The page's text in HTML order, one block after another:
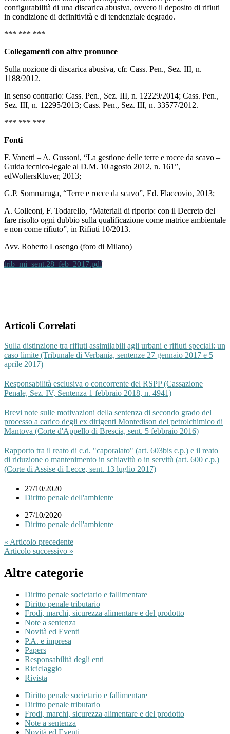
configurabilità di una discarica abusiva, ovvero il deposito di rifiuti
in condizione di definitività e di tendenziale degrado.
*** *** ***
Collegamenti con altre pronunce
Sulla nozione di discarica abusiva, cfr. Cass. Pen., Sez. III, n.
1188/2012.
In senso contrario: Cass. Pen., Sez. III, n. 12229/2014; Cass. Pen.,
Sez. III, n. 12295/2013; Cass. Pen., Sez. III, n. 33577/2012.
*** *** ***
Fonti
F. Vanetti – A. Gussoni, “La gestione delle terre e rocce da scavo –
Guida tecnico-legale al D.M. 10 agosto 2012, n. 161”,
edWoltersKluver, 2013;
G.P. Sommaruga, “Terre e rocce da scavo”, Ed. Flaccovio, 2013;
A. Colleoni, F. Todarello, “Materiali di riporto: con il Decreto del
fare risolto ogni dubbio sulla qualificazione come matrice ambientale
e non come rifiuto”, in Rifiuti 10/2013.
Avv. Roberto Losengo (foro di Milano)
trib_mi_sent.28_feb_2017.pdf
Articoli Correlati
Sulla distinzione tra rifiuti assimilabili agli urbani e rifiuti speciali: un
caso limite (Tribunale di Verbania, sentenze 27 gennaio 2017 e 5
aprile 2017)
Responsabilità esclusiva o concorrente del RSPP (Cassazione
Penale, Sez. IV, Sentenza 1 febbraio 2018, n. 4941)
Brevi note sulle motivazioni della sentenza di secondo grado del
processo a carico degli ex dirigenti Montedison del petrolchimico di
Mantova (Corte d'Appello di Brescia, sent. 5 febbraio 2016)
Rapporto tra il reato di c.d. "caporalato" (art. 603bis c.p.) e il reato
di riduzione o mantenimento in schiavitù o in servitù (art. 600 c.p.)
(Corte di Assise di Lecce, sent. 13 luglio 2017)
27/10/2020
Diritto penale dell'ambiente
27/10/2020
Diritto penale dell'ambiente
« Articolo precedente
Articolo successivo »
Altre categorie
Diritto penale societario e fallimentare
Diritto penale tributario
Frodi, marchi, sicurezza alimentare e del prodotto
Note a sentenza
Novità ed Eventi
P.A. e impresa
Papers
Responsabilità degli enti
Riciclaggio
Rivista
Diritto penale societario e fallimentare
Diritto penale tributario
Frodi, marchi, sicurezza alimentare e del prodotto
Note a sentenza
Novità ed Eventi